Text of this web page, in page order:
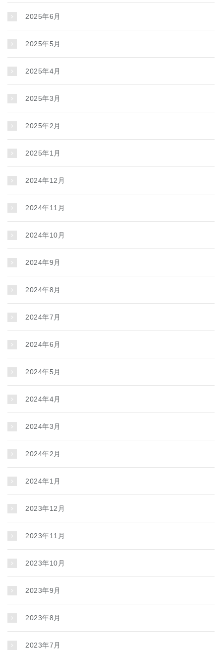
2025年6月
2025年5月
2025年4月
2025年3月
2025年2月
2025年1月
2024年12月
2024年11月
2024年10月
2024年9月
2024年8月
2024年7月
2024年6月
2024年5月
2024年4月
2024年3月
2024年2月
2024年1月
2023年12月
2023年11月
2023年10月
2023年9月
2023年8月
2023年7月